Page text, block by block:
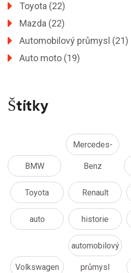
Toyota (22)
Mazda (22)
Automobilový průmysl (21)
Auto moto (19)
Štítky
BMW
Mercedes-
Benz
Toyota Renault
auto historie
Volkswagen
automobilový
průmysl